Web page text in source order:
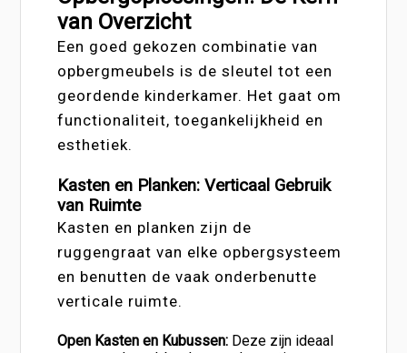
van Overzicht
Een goed gekozen combinatie van
opbergmeubels is de sleutel tot een
geordende kinderkamer. Het gaat om
functionaliteit, toegankelijkheid en
esthetiek.
Kasten en Planken: Verticaal Gebruik
van Ruimte
Kasten en planken zijn de
ruggengraat van elke opbergsysteem
en benutten de vaak onderbenutte
verticale ruimte.
Open Kasten en Kubussen: Deze zijn ideaal